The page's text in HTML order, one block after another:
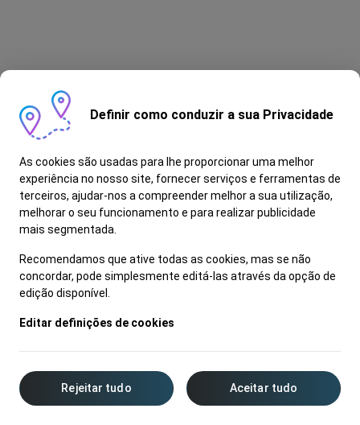
Definir como conduzir a sua Privacidade
As cookies são usadas para lhe proporcionar uma melhor
experiência no nosso site, fornecer serviços e ferramentas de
terceiros, ajudar-nos a compreender melhor a sua utilização,
melhorar o seu funcionamento e para realizar publicidade
mais segmentada.
Recomendamos que ative todas as cookies, mas se não
concordar, pode simplesmente editá-las através da opção de
edição disponível.
Editar definições de cookies
Rejeitar tudo Aceitar tudo